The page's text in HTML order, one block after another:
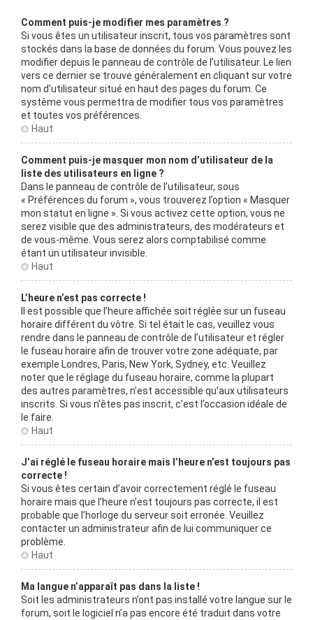
Comment puis-je modifier mes paramètres ?
Si vous êtes un utilisateur inscrit, tous vos paramètres sont
stockés dans la base de données du forum. Vous pouvez les
modifier depuis le panneau de contrôle de l’utilisateur. Le lien
vers ce dernier se trouve généralement en cliquant sur votre
nom d’utilisateur situé en haut des pages du forum. Ce
système vous permettra de modifier tous vos paramètres
et toutes vos préférences.
Haut
Comment puis-je masquer mon nom d’utilisateur de la
liste des utilisateurs en ligne ?
Dans le panneau de contrôle de l’utilisateur, sous
« Préférences du forum », vous trouverez l’option « Masquer
mon statut en ligne ». Si vous activez cette option, vous ne
serez visible que des administrateurs, des modérateurs et
de vous-même. Vous serez alors comptabilisé comme
étant un utilisateur invisible.
Haut
L’heure n’est pas correcte !
Il est possible que l’heure affichée soit réglée sur un fuseau
horaire différent du vôtre. Si tel était le cas, veuillez vous
rendre dans le panneau de contrôle de l’utilisateur et régler
le fuseau horaire afin de trouver votre zone adéquate, par
exemple Londres, Paris, New York, Sydney, etc. Veuillez
noter que le réglage du fuseau horaire, comme la plupart
des autres paramètres, n’est accessible qu’aux utilisateurs
inscrits. Si vous n’êtes pas inscrit, c’est l’occasion idéale de
le faire.
Haut
J’ai réglé le fuseau horaire mais l’heure n’est toujours pas
correcte !
Si vous êtes certain d’avoir correctement réglé le fuseau
horaire mais que l’heure n’est toujours pas correcte, il est
probable que l’horloge du serveur soit erronée. Veuillez
contacter un administrateur afin de lui communiquer ce
problème.
Haut
Ma langue n’apparaît pas dans la liste !
Soit les administrateurs n’ont pas installé votre langue sur le
forum, soit le logiciel n’a pas encore été traduit dans votre